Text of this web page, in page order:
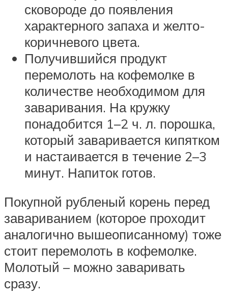
сковороде до появления
характерного запаха и желто-
коричневого цвета.
Получившийся продукт
перемолоть на кофемолке в
количестве необходимом для
заваривания. На кружку
понадобится 1–2 ч. л. порошка,
который заваривается кипятком
и настаивается в течение 2–3
минут. Напиток готов.
Покупной рубленый корень перед
завариванием (которое проходит
аналогично вышеописанному) тоже
стоит перемолоть в кофемолке.
Молотый – можно заваривать
сразу.